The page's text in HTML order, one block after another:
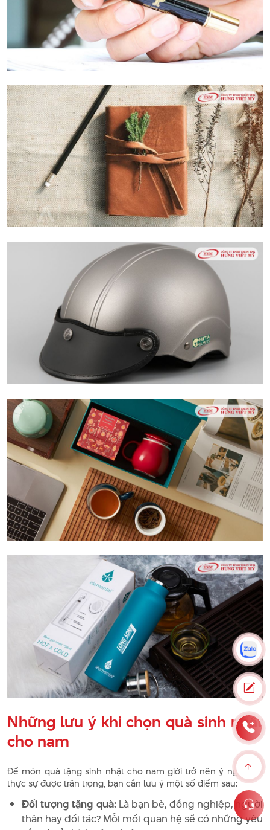
Những lưu ý khi chọn quà sinh nhật
cho nam
Để món quà tặng sinh nhật cho nam giới trở nên ý nghĩa và
thực sự được trân trọng, bạn cần lưu ý một số điểm sau:
Đối tượng tặng quà:Là bạn bè, đồng nghiệp, người
thân hay đối tác? Mỗi mối quan hệ sẽ có những yêu